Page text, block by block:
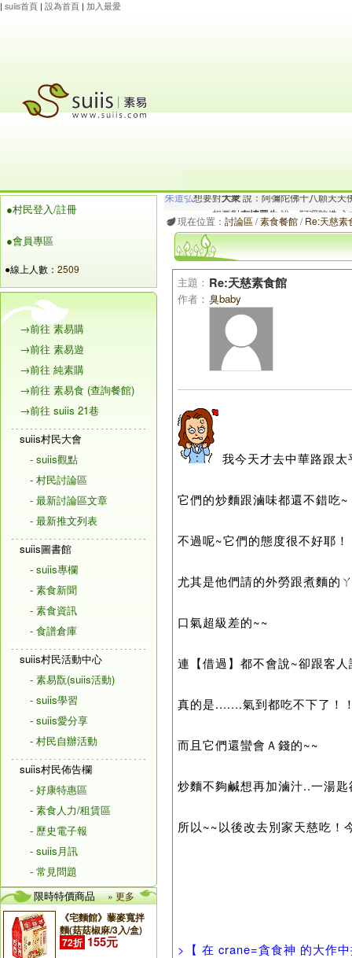
| suiis首頁 | 設為首頁 | 加入最愛
●村民登入/註冊
●會員專區
●線上人數： 2509
→前往 素易購
→前往 素易遊
→前往 純素購
→前往 素易食 (查詢餐館)
→前往 suiis 21巷
suiis村民大會
- suiis觀點
- 村民討論區
- 最新討論區文章
- 最新推文列表
suiis圖書館
- suiis專欄
- 素食新聞
- 素食資訊
- 食譜倉庫
suiis村民活動中心
- 素易翫(suiis活動)
- suiis學習
- suiis愛分享
- 村民自辦活動
suiis村民佈告欄
- 好康特惠區
- 素食人力/租賃區
- 歷史電子報
- suiis月訊
- 常見問題
限時特價商品
» 更多
《宅麵館》藜麥寬拌
麵(菇菇椒麻/3入/盒)
72折 155元
朱道弘想要對 大衆說：阿彌陀佛十八願天天
maysnow...想要對 有情眾生說：阿彌陀佛.心
現在位置： 討論區/素食餐館/Re:天慈素
主題： Re:天慈素食館
作者： 臭baby
我今天才去中華路跟
它們的炒麵跟滷味都還不錯吃~
不過呢~它們的態度很不好耶！
尤其是他們請的外勞跟煮麵的
口氣超級差的~~
連【借過】都不會說~卻跟客
真的是.......氣到都吃不下了！
而且它們還蠻會Ａ錢的~~
炒麵不夠鹹想再加滷汁..一湯
所以~~以後改去別家天慈吃！
>【 在 crane=貪食神 的大作